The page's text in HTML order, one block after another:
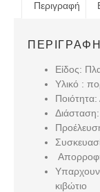
Περιγραφή
ΠΕΡΙΓΡΑΦΉ
Είδος:
Υλικό :
Ποιότητα:
Υπαρχουν
κιβώτιο